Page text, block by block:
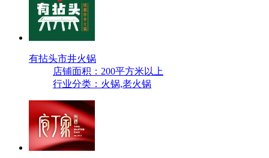
有拈头市井火锅
店铺面积：200平方米以上
行业分类：火锅,老火锅